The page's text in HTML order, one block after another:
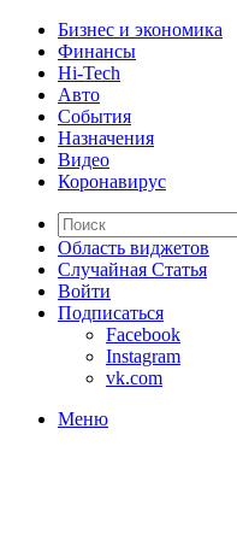
Бизнес и экономика
Финансы
Hi-Tech
Авто
События
Назначения
Видео
Коронавирус
Область виджетов
Случайная Статья
Войти
Подписаться
Facebook
Instagram
vk.com
Меню